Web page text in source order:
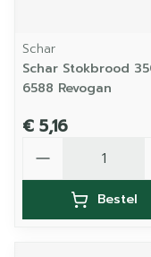
Schar
Schar Stokbrood
6588 Revogan
€ 5,16
Bestel